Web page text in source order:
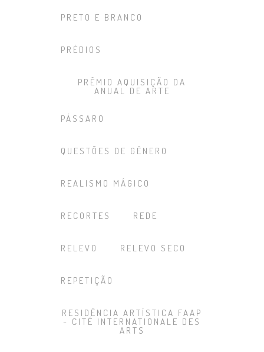
PRETO E BRANCO
PRÉDIOS
PRÊMIO AQUISIÇÃO DA
ANUAL DE ARTE
PÁSSARO
QUESTÕES DE GÊNERO
REALISMO MÁGICO
RECORTES REDE
RELEVO RELEVO SECO
REPETIÇÃO
RESIDÊNCIA ARTÍSTICA FAAP
- CITÉ INTERNATIONALE DES
ARTS